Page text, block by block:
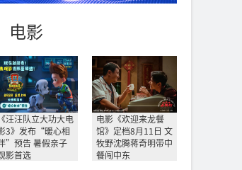
电影
《汪汪队立大功大电
3》发布“暖心相
”预告 暑假亲子
影首选
电影《欢迎来龙餐
馆》定档8月11日 文
牧野沈腾蒋奇明带中
餐闯中东